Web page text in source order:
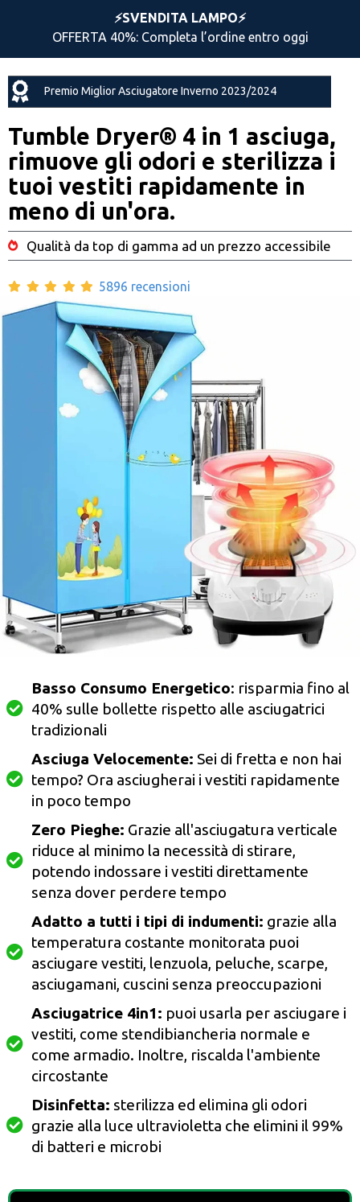
⚡️SVENDITA LAMPO⚡️
OFFERTA 40%: Completa l’ordine entro oggi
Premio Miglior Asciugatore Inverno 2023/2024
Tumble Dryer® 4 in 1 asciuga,
rimuove gli odori e sterilizza i
tuoi vestiti rapidamente in
meno di un'ora.
Qualità da top di gamma ad un prezzo accessibile
5896 recensioni
Basso Consumo Energetico: risparmia fino al
40% sulle bollette rispetto alle asciugatrici
tradizionali
Asciuga Velocemente: Sei di fretta e non hai
tempo? Ora asciugherai i vestiti rapidamente
in poco tempo
Zero Pieghe: Grazie all'asciugatura verticale
riduce al minimo la necessità di stirare,
potendo indossare i vestiti direttamente
senza dover perdere tempo
Adatto a tutti i tipi di indumenti: grazie alla
temperatura costante monitorata puoi
asciugare vestiti, lenzuola, peluche, scarpe,
asciugamani, cuscini senza preoccupazioni
Asciugatrice 4in1: puoi usarla per asciugare i
vestiti, come stendibiancheria normale e
come armadio. Inoltre, riscalda l'ambiente
circostante
Disinfetta: sterilizza ed elimina gli odori
grazie alla luce ultravioletta che elimini il 99%
di batteri e microbi